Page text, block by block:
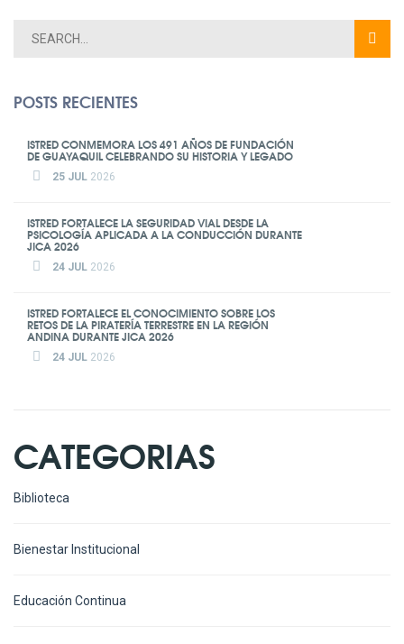
POSTS RECIENTES
ISTRED CONMEMORA LOS 491 AÑOS DE FUNDACIÓN
DE GUAYAQUIL CELEBRANDO SU HISTORIA Y LEGADO
25 JUL 2026
ISTRED FORTALECE LA SEGURIDAD VIAL DESDE LA
PSICOLOGÍA APLICADA A LA CONDUCCIÓN DURANTE
JICA 2026
24 JUL 2026
ISTRED FORTALECE EL CONOCIMIENTO SOBRE LOS
RETOS DE LA PIRATERÍA TERRESTRE EN LA REGIÓN
ANDINA DURANTE JICA 2026
24 JUL 2026
CATEGORIAS
Biblioteca
Bienestar Institucional
Educación Continua